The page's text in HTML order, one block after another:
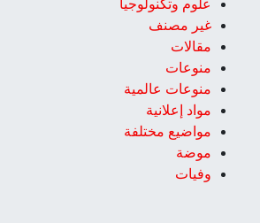
علوم وتكنولوجيا
غير مصنف
مقالات
منوعات
منوعات عالمية
مواد إعلانية
مواضيع مختلفة
موضة
وفيات